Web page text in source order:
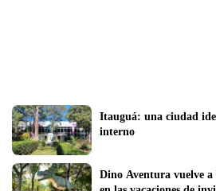
Itauguá: una ciudad
interno
Dino Aventura vuelve